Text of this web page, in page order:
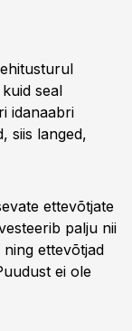
seal
idanaabri
siis langed,
ettevõtjate
palju nii
ettevõtjad
ei ole